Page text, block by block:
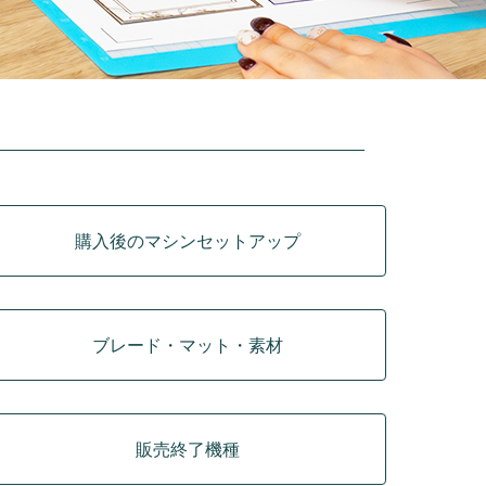
購入後のマシンセットアップ
ブレード・マット・素材
販売終了機種